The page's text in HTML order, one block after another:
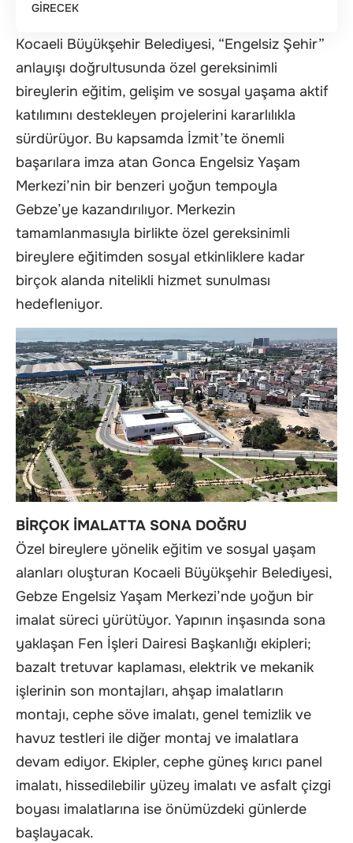
GİRECEK
Kocaeli Büyükşehir Belediyesi, “Engelsiz Şehir”
anlayışı doğrultusunda özel gereksinimli
bireylerin eğitim, gelişim ve sosyal yaşama aktif
katılımını destekleyen projelerini kararlılıkla
sürdürüyor. Bu kapsamda İzmit’te önemli
başarılara imza atan Gonca Engelsiz Yaşam
Merkezi’nin bir benzeri yoğun tempoyla
Gebze’ye kazandırılıyor. Merkezin
tamamlanmasıyla birlikte özel gereksinimli
bireylere eğitimden sosyal etkinliklere kadar
birçok alanda nitelikli hizmet sunulması
hedefleniyor.
BİRÇOK İMALATTA SONA DOĞRU
Özel bireylere yönelik eğitim ve sosyal yaşam
alanları oluşturan Kocaeli Büyükşehir Belediyesi,
Gebze Engelsiz Yaşam Merkezi’nde yoğun bir
imalat süreci yürütüyor. Yapının inşasında sona
yaklaşan Fen İşleri Dairesi Başkanlığı ekipleri;
bazalt tretuvar kaplaması, elektrik ve mekanik
işlerinin son montajları, ahşap imalatların
montajı, cephe söve imalatı, genel temizlik ve
havuz testleri ile diğer montaj ve imalatlara
devam ediyor. Ekipler, cephe güneş kırıcı panel
imalatı, hissedilebilir yüzey imalatı ve asfalt çizgi
boyası imalatlarına ise önümüzdeki günlerde
başlayacak.